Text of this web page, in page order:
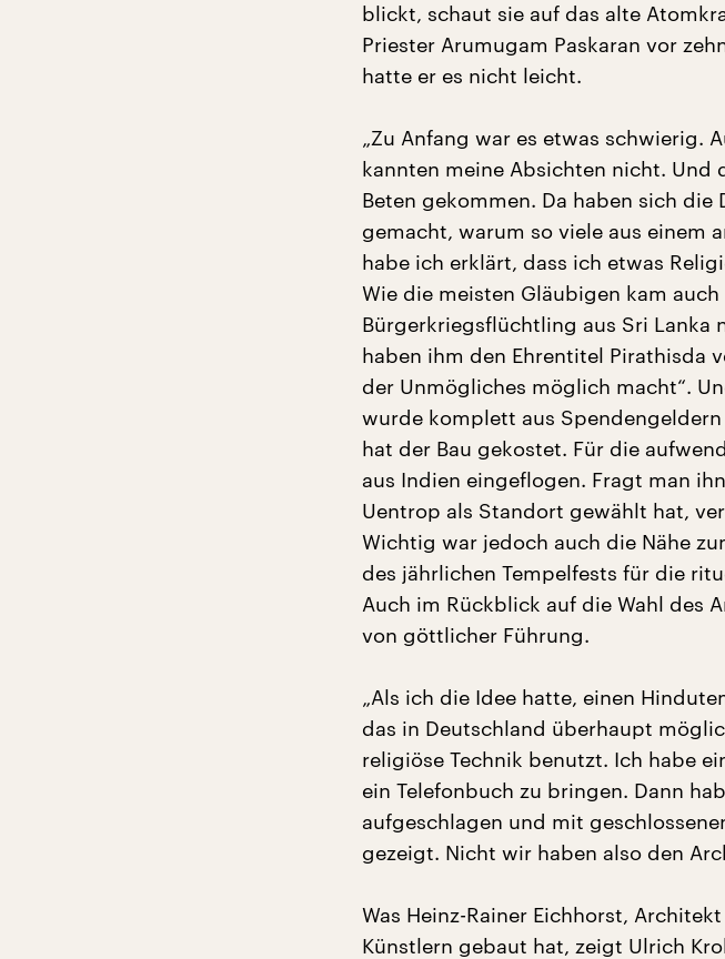
blickt, schaut sie auf das alte
Priester Arumugam Paskaran vor
hatte er es nicht leicht.
„Zu Anfang war es etwas schwierig.
kannten meine Absichten nicht. Und
Beten gekommen. Da haben sich die
gemacht, warum so viele aus einem
habe ich erklärt, dass ich etwas
Wie die meisten Gläubigen kam auch
Bürgerkriegsflüchtling aus Sri Lanka
haben ihm den Ehrentitel Pirathisda
der Unmögliches möglich macht“.
wurde komplett aus
hat der Bau gekostet. Für die
aus Indien eingeflogen. Fragt man
Uentrop als Standort gewählt hat,
Wichtig war jedoch auch die Nähe
des jährlichen Tempelfests für die
Auch im Rückblick auf die Wahl des
von göttlicher Führung.
„Als ich die Idee hatte, einen
das in Deutschland überhaupt
religiöse Technik benutzt. Ich habe
ein Telefonbuch zu bringen. Dann
aufgeschlagen und mit
gezeigt. Nicht wir haben also den
Was Heinz-Rainer Eichhorst,
Künstlern gebaut hat, zeigt Ulrich